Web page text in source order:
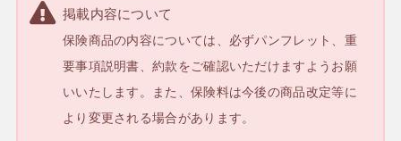
掲載内容について
保険商品の内容については、必ずパンフレット、重
要事項説明書、約款をご確認いただけますようお願
いいたします。また、保険料は今後の商品改定等に
より変更される場合があります。